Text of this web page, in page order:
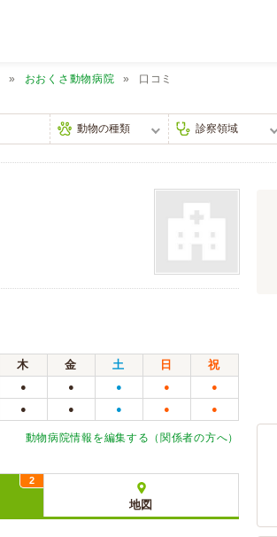
おおくさ動物病院 口コミ
木 金 土 日
祝
● ● ● ● ●
● ● ● ● ●
動物病院情報を編集する（関係者の方へ）
2
地図